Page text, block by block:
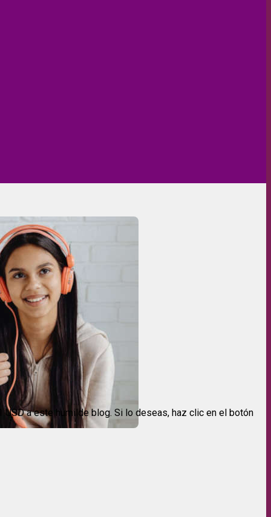
USD a este humilde blog. Si lo deseas, haz clic en el botón